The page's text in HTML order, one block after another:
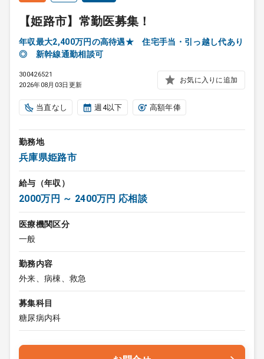
【姫路市】常勤医募集！
年収最大2,400万円の高待遇★ 住宅手当・引っ越し代あり
◎ 新幹線通勤相談可
300426521
2026年08月03日更新
お気に入りに追加
当直なし 週4以下 高額年俸
勤務地
兵庫県姫路市
給与（年収）
2000万円 ～ 2400万円 応相談
医療機関区分
一般
勤務内容
外来、病棟、救急
募集科目
糖尿病内科